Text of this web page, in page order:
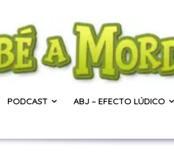
PODCAST ABJ – EFECTO LÚDICO